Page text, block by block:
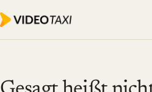
SPEECH DIALOG